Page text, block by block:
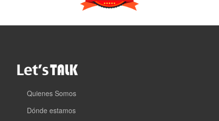
Quienes Somos
Dónde estamos